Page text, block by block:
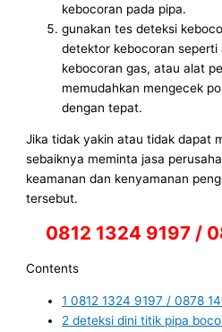
kebocoran pada pipa.
gunakan tes deteksi
detektor kebocoran
kebocoran gas, atau alat
memudahkan mengecek
dengan tepat.
Jika tidak yakin atau tidak dapat
sebaiknya meminta jasa
keamanan dan kenyamanan
tersebut.
0812 1324 9197 /
Contents
1 0812 1324 9197 / 0878
2 deteksi dini titik pipa